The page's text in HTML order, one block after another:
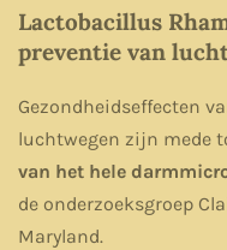
Lactobacillus
preventie van
Gezondheidseffecten
luchtwegen zijn mede
van het hele
de onderzoeksgroep
Maryland.